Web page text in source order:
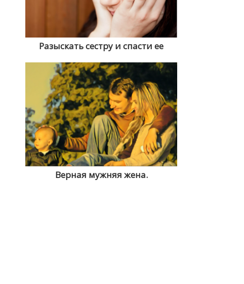
Разыскать сестру и спасти ее
Верная мужняя жена.